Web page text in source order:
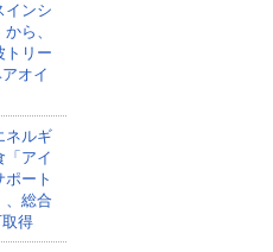
インシ
ら、
トリー
オイ
ネルギ
「アイ
ポート
、総合
得